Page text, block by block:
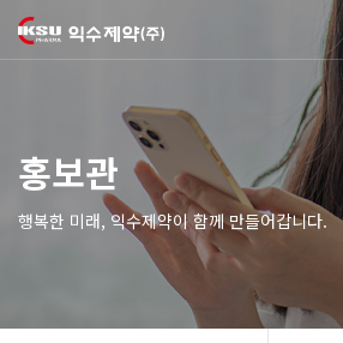
홍보관
행복한 미래, 익수제약이 함께 만들어갑니다.